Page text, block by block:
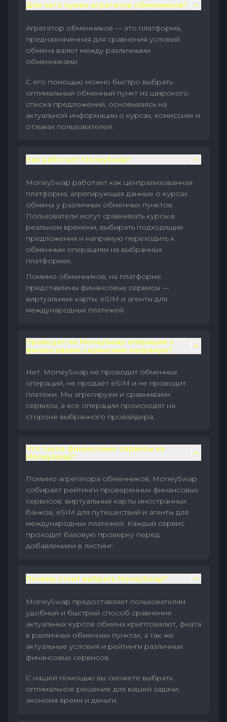
Для чего нужен агрегатор обменников?
Агрегатор обменников — это платформа,
предназначенная для сравнения условий
обмена валют между различными
обменниками.
С его помощью можно быстро выбрать
оптимальный обменный пункт из широкого
списка предложений, основываясь на
актуальной информации о курсах, комиссиях и
отзывах пользователей.
Как работает MoneySwap?
MoneySwap работает как централизованная
платформа, агрегирующая данные о курсах
обмена у различных обменных пунктов.
Пользователи могут сравнивать курсы в
реальном времени, выбирать подходящие
предложения и напрямую переходить к
обменным операциям на выбранных
платформах.
Помимо обменников, на платформе
представлены финансовые сервисы —
виртуальные карты, eSIM и агенты для
международных платежей.
Проводит ли MoneySwap операции с
финансовыми сервисами напрямую?
Нет. MoneySwap не проводит обменных
операций, не продаёт eSIM и не проводит
платежи. Мы агрегируем и сравниваем
сервисы, а все операции происходят на
стороне выбранного провайдера.
Что такое финансовые сервисы на
MoneySwap?
Помимо агрегатора обменников, MoneySwap
собирает рейтинги проверенных финансовых
сервисов: виртуальные карты иностранных
банков, eSIM для путешествий и агенты для
международных платежей. Каждый сервис
проходит базовую проверку перед
добавлением в листинг.
Почему стоит выбрать MoneySwap?
MoneySwap предоставляет пользователям
удобный и быстрый способ сравнения
актуальных курсов обмена криптовалют, фиата
в различных обменных пунктах, а так же
актуальные условия и рейтинги различных
финансовых сервисов.
С нашей помощью вы сможете выбрать
оптимальное решение для вашей задачи,
экономя время и деньги.